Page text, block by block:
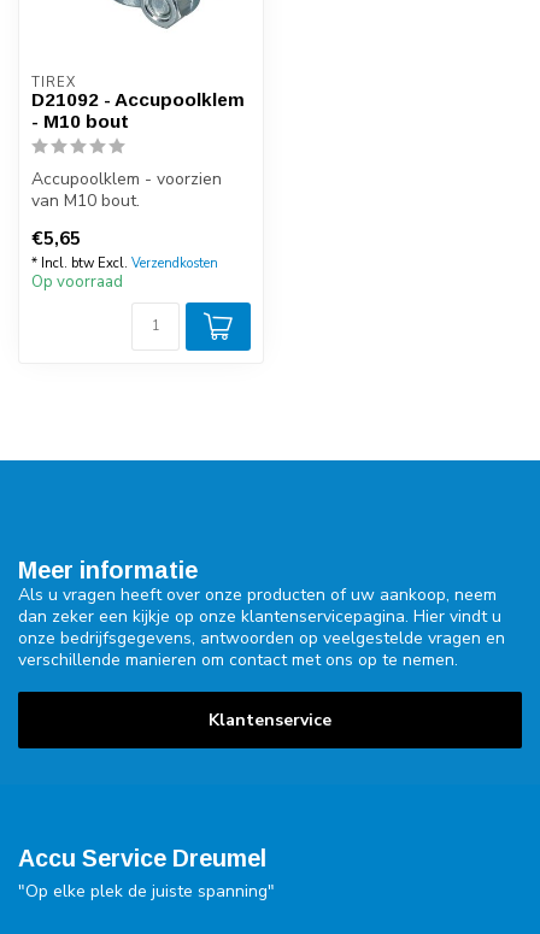
TIREX
D21092 - Accupoolklem
- M10 bout
Accupoolklem - voorzien
van M10 bout.
€5,65
* Incl. btw Excl. Verzendkosten
Op voorraad
Meer informatie
Als u vragen heeft over onze producten of uw aankoop, neem
dan zeker een kijkje op onze klantenservicepagina. Hier vindt u
onze bedrijfsgegevens, antwoorden op veelgestelde vragen en
verschillende manieren om contact met ons op te nemen.
Klantenservice
Accu Service Dreumel
"Op elke plek de juiste spanning"